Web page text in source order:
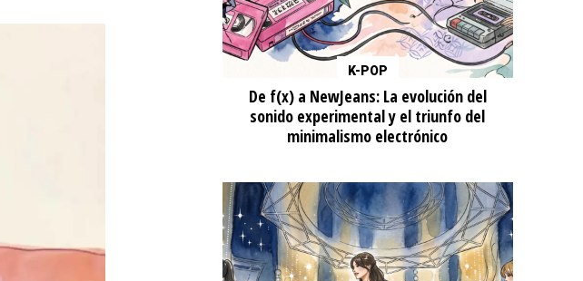
K-POP
De f(x) a NewJeans: La evolución del
sonido experimental y el triunfo del
minimalismo electrónico